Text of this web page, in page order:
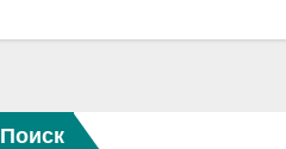
Поиск